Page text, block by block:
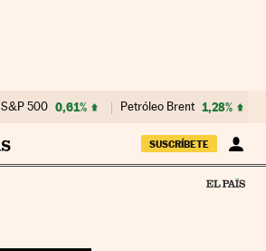
S&P 500 0,61% Petróleo Brent 1,28%
SUSCRÍBETE